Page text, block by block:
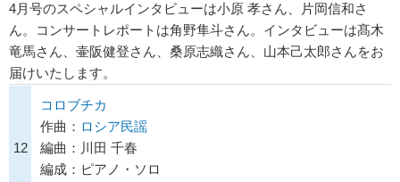
4月号のスペシャルインタビューは小原 孝さん、片岡信和さ
ん。コンサートレポートは角野隼斗さん。インタビューは髙木
竜馬さん、壷阪健登さん、桑原志織さん、山本己太郎さんをお
届けいたします。
12
コロブチカ
作曲： ロシア民謡
編曲：川田 千春
編成：ピアノ・ソロ